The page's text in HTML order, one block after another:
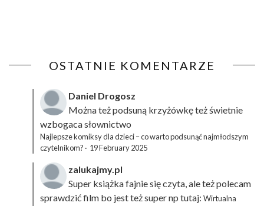
OSTATNIE KOMENTARZE
Daniel Drogosz
Można też podsuną krzyżówkęteż świetnie
wzbogaca słownictwo
Najlepsze komiksy dla dzieci – co warto podsunąć najmłodszym
czytelnikom? · 19 February 2025
zalukajmy.pl
Super książka fajnie się czyta, ale też polecam
sprawdzić film bo jest też super np tutaj: Wirtualna